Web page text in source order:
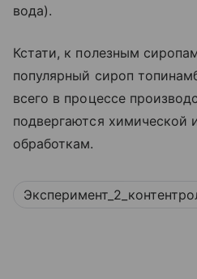
вода).
Кстати, к полезным
популярный сироп
всего в процессе
подвергаются химической
обработкам.